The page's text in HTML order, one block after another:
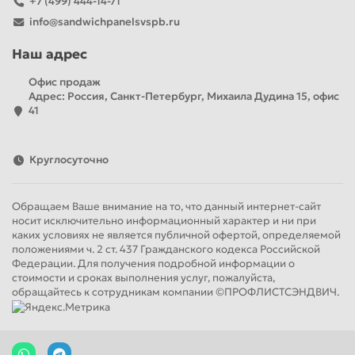
info@sandwichpanelsvspb.ru
Наш адрес
Офис продаж
Адрес: Россия, Санкт-Петербург, Михаила Дудина 15, офис
41
Круглосуточно
Обращаем Ваше внимание на то, что данный интернет-сайт
носит исключительно информационный характер и ни при
каких условиях не является публичной офертой, определяемой
положениями ч. 2 ст. 437 Гражданского кодекса Российской
Федерации. Для получения подробной информации о
стоимости и сроках выполнения услуг, пожалуйста,
обращайтесь к сотрудникам компании ©ПРОФЛИСТСЭНДВИЧ.